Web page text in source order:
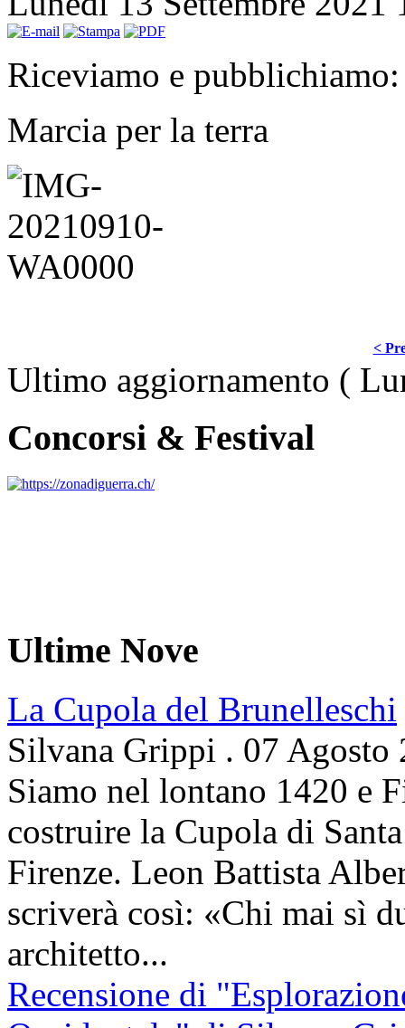
Riceviamo e pubblichiamo:
Marcia per la terra
<
Ultimo aggiornamento (
Concorsi & Festival
Ultime Nove
La Cupola del Brunelleschi
Silvana Grippi . 07 Agosto
Siamo nel lontano 1420 e
costruire la Cupola di
Firenze. Leon Battista
scriverà così: «Chi mai sì
architetto...
Recensione di